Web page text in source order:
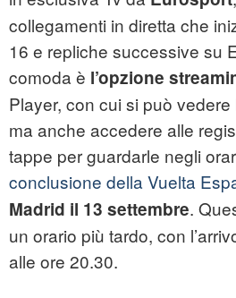
collegamenti in diretta che
16 e repliche successive su
comoda è l’opzione
Player, con cui si può
ma anche accedere alle
tappe per guardarle negli
conclusione della Vuelta
Madrid il 13 settembre.
un orario più tardo, con
alle ore 20.30.